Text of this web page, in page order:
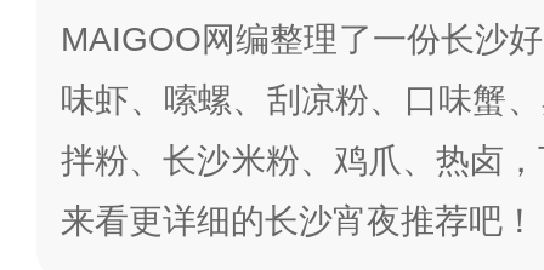
MAIGOO网编整理了一份长沙
味虾、嗦螺、刮凉粉、口味蟹
拌粉、长沙米粉、鸡爪、热卤
来看更详细的长沙宵夜推荐吧！